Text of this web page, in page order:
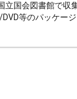
国会図書館で収
等のパッケージ